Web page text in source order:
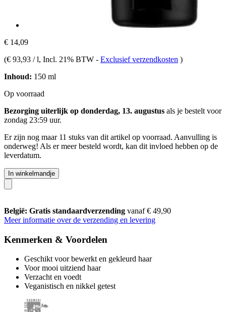
€ 14,09
(€ 93,93 / l, Incl. 21% BTW - Exclusief verzendkosten )
Inhoud: 150 ml
Op voorraad
Bezorging uiterlijk op donderdag, 13. augustus als je bestelt voor
zondag 23:59 uur.
Er zijn nog maar 11 stuks van dit artikel op voorraad. Aanvulling is
onderweg! Als er meer besteld wordt, kan dit invloed hebben op de
leverdatum.
In winkelmandje
België: Gratis standaardverzending vanaf € 49,90
Meer informatie over de verzending en levering
Kenmerken & Voordelen
Geschikt voor bewerkt en gekleurd haar
Voor mooi uitziend haar
Verzacht en voedt
Veganistisch en nikkel getest